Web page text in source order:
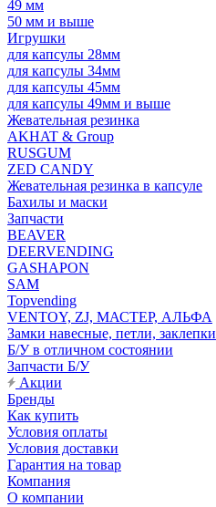
49 мм
50 мм и выше
Игрушки
для капсулы 28мм
для капсулы 34мм
для капсулы 45мм
для капсулы 49мм и выше
Жевательная резинка
AKHAT & Group
RUSGUM
ZED CANDY
Жевательная резинка в капсуле
Бахилы и маски
Запчасти
BEAVER
DEERVENDING
GASHAPON
SAM
Topvending
VENTOY, ZJ, МАСТЕР, АЛЬФА
Замки навесные, петли, заклепки
Б/У в отличном состоянии
Запчасти Б/У
Акции
Бренды
Как купить
Условия оплаты
Условия доставки
Гарантия на товар
Компания
О компании